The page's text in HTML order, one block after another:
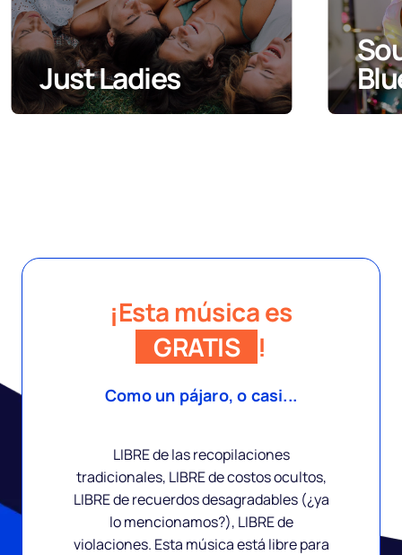
Soul, Black and
Blues
¡Esta música es
GRATIS !
Como un pájaro, o casi...
LIBRE de las recopilaciones
tradicionales, LIBRE de costos ocultos,
LIBRE de recuerdos desagradables (¿ya
lo mencionamos?), LIBRE de
violaciones. Esta música está libre para